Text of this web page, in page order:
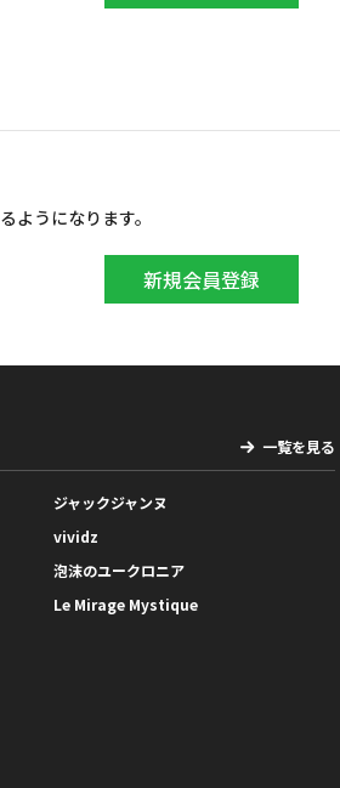
ようになります。
一覧を見る
ジャックジャンヌ
vividz
泡沫のユークロニア
Le Mirage Mystique